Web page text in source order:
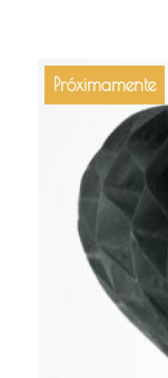
Próximamente